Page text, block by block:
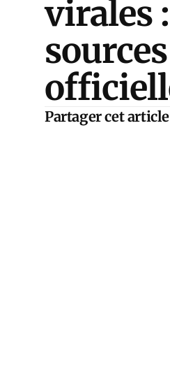
virales
sources
Partager cet article